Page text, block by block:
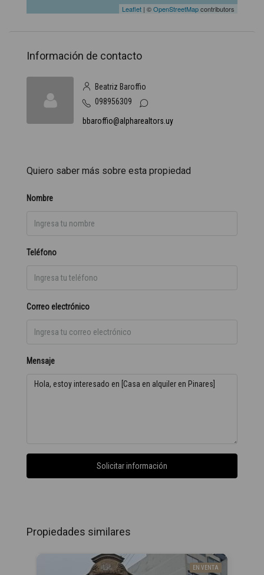
Leaflet | ©OpenStreetMapcontributors
Información de contacto
Beatriz Baroffio
098956309
bbaroffio@alpharealtors.uy
Quiero saber más sobre esta propiedad
Nombre
Teléfono
Correo electrónico
Mensaje
Solicitar información
Propiedades similares
EN VENTA